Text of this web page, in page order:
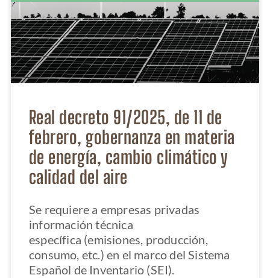
Real decreto 91/2025, de 11 de
febrero, gobernanza en materia
de energía, cambio climático y
calidad del aire
Se requiere a empresas privadas
información técnica
específica (emisiones, producción,
consumo, etc.) en el marco del Sistema
Español de Inventario (SEI).